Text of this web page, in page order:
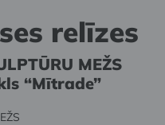
relīzes
MEŽS
“Mītrade”